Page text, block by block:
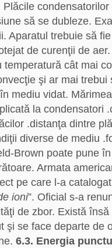
să se dubleze.
Aparatul trebuie să
de curenţii de
cât mai
şi ar mai
mediu vidat.
la condensatori
.distanţa dintre
diverse de mediu
Brown poate pune
Armata
pe care l-a
ioni”. Oficial s-a
de zbor. Există
şi se face departe de
6.3. Energia